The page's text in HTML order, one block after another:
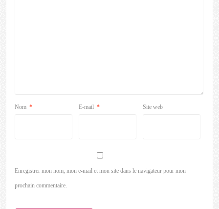
Nom * E-mail * Site web
Enregistrer mon nom, mon e-mail et mon site dans le navigateur pour mon
prochain commentaire.